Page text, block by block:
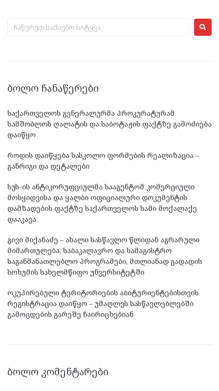
ᲑᲝᲚᲝ ᲩᲐᲜᲐᲬᲔᲠᲔᲑᲘ
საქართველოს გენერალურმა პროკურატურამ
სამშობლოს ღალატის და საბოტაჟის ფაქტზე გამოძიება
დაიწყო
როდის დაიწყება სასკოლო ფორმების რეალიზაცია –
განრიგი და დეტალები
სუს-ის ანტიკორუფციულმა სააგენტომ კომერციული
მოსყიდვისა და ყალბი ოფიციალური დოკუმენტის
დამზადების ფაქტზე საქართველოს სამი მოქალაქე
დააკავა
გივი მიქანაძე – ახალი სასწავლო წლიდან აგრარული
მიმართულება, საბაკალავრო და სამაგისტრო
საგანმანათლებლო პროგრამები, მთლიანად გადადის
სოხუმის სახელმწიფო უნვერსიტეტში
ოკუპირებული ტერიტორიების აბიტურიენტებისთვის
რეგისტრაცია დაიწყო – უმაღლეს სასწავლებლებში
გამოცდების გარეშე ჩაირიცხებიან
ᲑᲝᲚᲝ ᲙᲝᲛᲔᲜᲢᲐᲠᲔᲑᲘ